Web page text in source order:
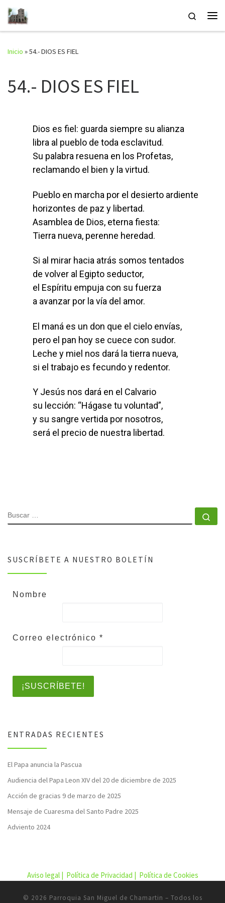
Saltar al contenido Search
Inicio »54.- DIOS ES FIEL
54.- DIOS ES FIEL
Dios es fiel: guarda siempre su alianza
libra al pueblo de toda esclavitud.
Su palabra resuena en los Profetas,
reclamando el bien y la virtud.
Pueblo en marcha por el desierto ardiente
horizontes de paz y libertad.
Asamblea de Dios, eterna fiesta:
Tierra nueva, perenne heredad.
Si al mirar hacia atrás somos tentados
de volver al Egipto seductor,
el Espíritu empuja con su fuerza
a avanzar por la vía del amor.
El maná es un don que el cielo envías,
pero el pan hoy se cuece con sudor.
Leche y miel nos dará la tierra nueva,
si el trabajo es fecundo y redentor.
Y Jesús nos dará en el Calvario
su lección: “Hágase tu voluntad”,
y su sangre vertida por nosotros,
será el precio de nuestra libertad.
SUSCRÍBETE A NUESTRO BOLETÍN
Nombre
Correo electrónico *
ENTRADAS RECIENTES
El Papa anuncia la Pascua
Audiencia del Papa Leon XIV del 20 de diciembre de 2025
Acción de gracias 9 de marzo de 2025
Mensaje de Cuaresma del Santo Padre 2025
Adviento 2024
Aviso legal | Política de Privacidad | Política de Cookies
© 2026 Parroquia San Miguel de Chamartin – Todos los